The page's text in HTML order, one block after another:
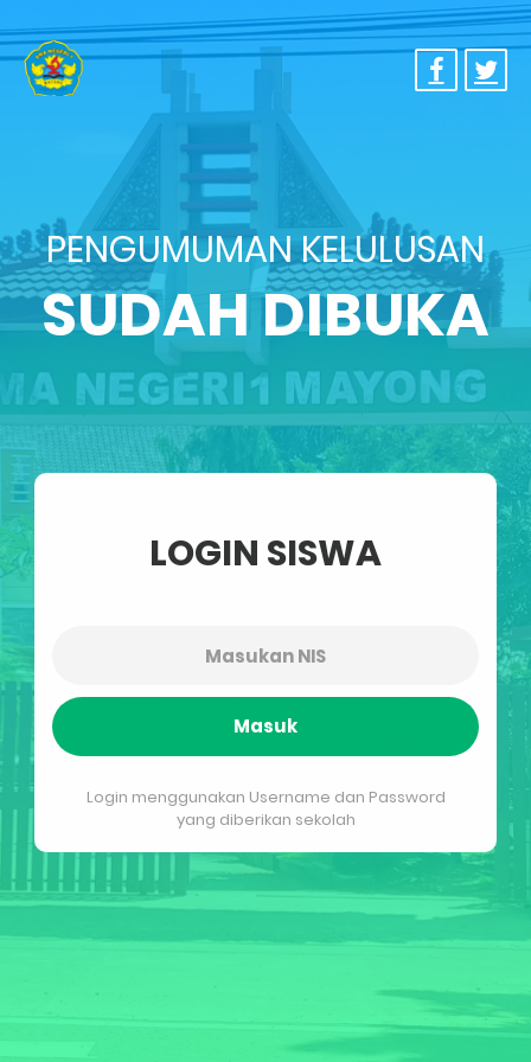
PENGUMUMAN KELULUSAN
SUDAH DIBUKA
LOGIN SISWA
Masuk
Login menggunakan Username dan Password
yang diberikan sekolah